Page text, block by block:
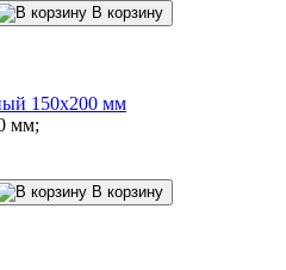
В корзину
150х200 мм
мм;
В корзину